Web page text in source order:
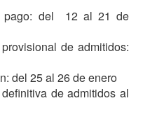
pago: del  12 al 21 de
de admitidos:
del 25 al 26 de enero
de admitidos al